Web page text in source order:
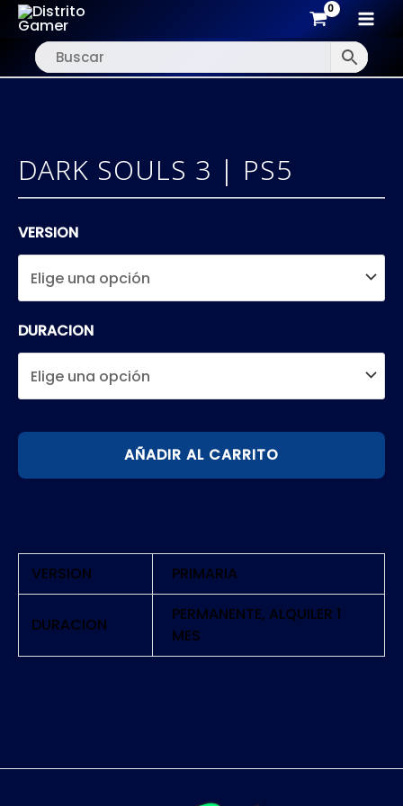
DARK SOULS 3 | PS5
VERSION
DURACION
DARK
3
cantidad
AÑADIR AL CARRITO
VERSION PRIMARIA
DURACION
PERMANENTE, ALQUILER 1
MES